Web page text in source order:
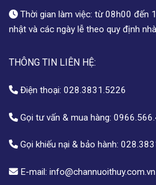
Thời gian làm việc: từ 08h00 đến
nhật và các ngày lễ theo quy định
THÔNG TIN LIÊN HỆ:
Điện thoại: 028.3831.5226
Gọi tư vấn & mua hàng:
Gọi khiếu nại & bảo hành:
E-mail: info@channuoithuy.com.vn